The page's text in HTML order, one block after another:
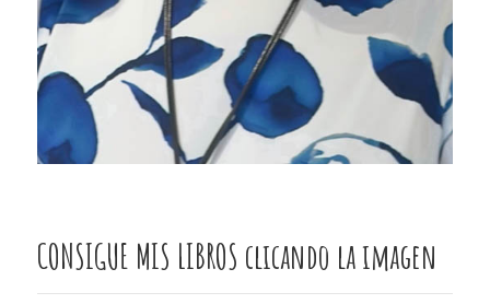
CONSIGUE MIS LIBROS clicando la imagen